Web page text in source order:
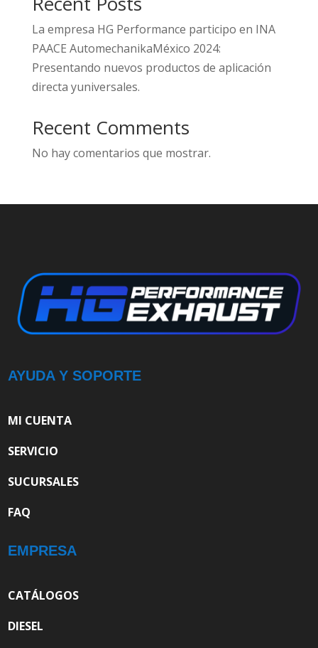
La empresa HG Performance participo en INA
PAACE AutomechanikaMéxico 2024:
Presentando nuevos productos de aplicación
directa yuniversales.
Recent Comments
No hay comentarios que mostrar.
AYUDA Y SOPORTE
MI CUENTA
SERVICIO
SUCURSALES
FAQ
EMPRESA
CATÁLOGOS
DIESEL